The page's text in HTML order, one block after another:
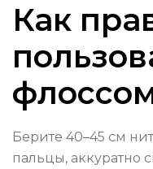
Как
Берите 40–45 см
пальцы, аккуратно